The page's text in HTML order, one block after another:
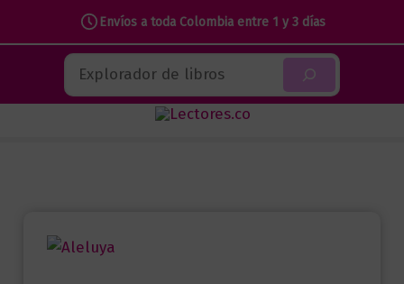
Envíos a toda Colombia entre 1 y 3 días
contenido
Buscar